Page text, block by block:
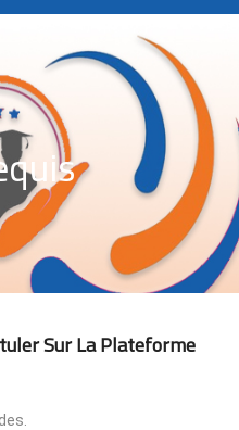
Sur La Plateforme